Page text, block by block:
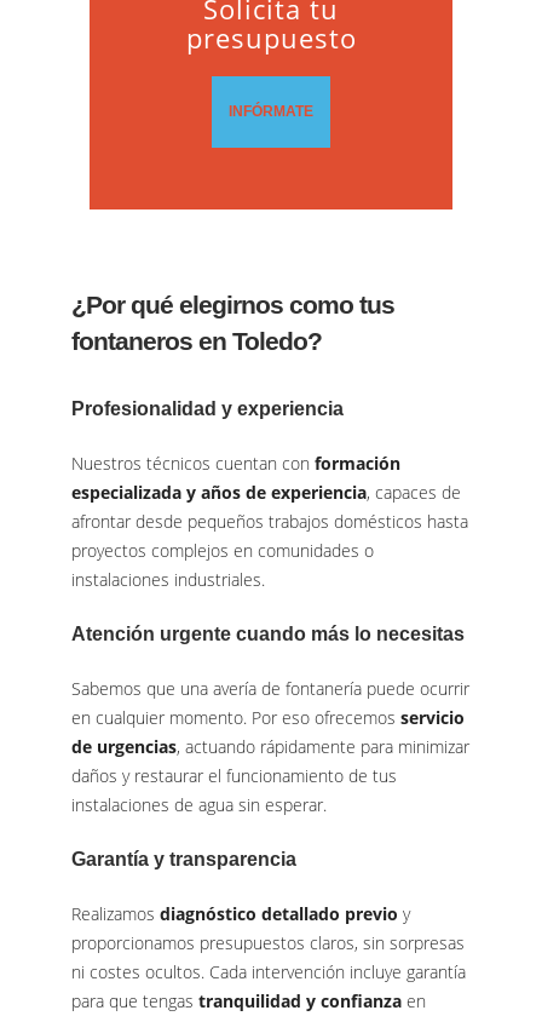
Solicita tu
presupuesto
INFÓRMATE
¿Por qué elegirnos como tus
fontaneros en Toledo?
Profesionalidad y experiencia
Nuestros técnicos cuentan con formación
especializada y años de experiencia, capaces de
afrontar desde pequeños trabajos domésticos hasta
proyectos complejos en comunidades o
instalaciones industriales.
Atención urgente cuando más lo necesitas
Sabemos que una avería de fontanería puede ocurrir
en cualquier momento. Por eso ofrecemos servicio
de urgencias, actuando rápidamente para minimizar
daños y restaurar el funcionamiento de tus
instalaciones de agua sin esperar.
Garantía y transparencia
Realizamos diagnóstico detallado previo y
proporcionamos presupuestos claros, sin sorpresas
ni costes ocultos. Cada intervención incluye garantía
para que tengas tranquilidad y confianza en